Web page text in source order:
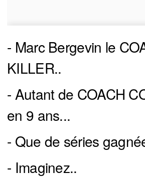
- Marc Bergevin le
KILLER..
- Autant de COACH
en 9 ans...
- Que de séries
- Imaginez..